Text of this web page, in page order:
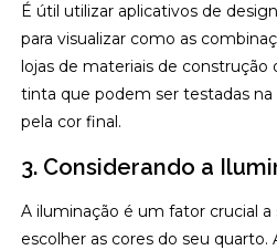
É útil utilizar aplicativos de
para visualizar como as
lojas de materiais de
tinta que podem ser testadas
pela cor final.
3. Considerando a
A iluminação é um fator crucial a
escolher as cores do seu